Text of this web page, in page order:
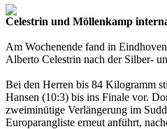
Celestrin und Möllenkamp
Am Wochenende fand in
Alberto Celestrin nach der Silber-
Bei den Herren bis 84 Kilogramm
Hansen (10:3) bis ins Finale vor.
zweiminütige Verlängerung im
Europarangliste erneut anführt,